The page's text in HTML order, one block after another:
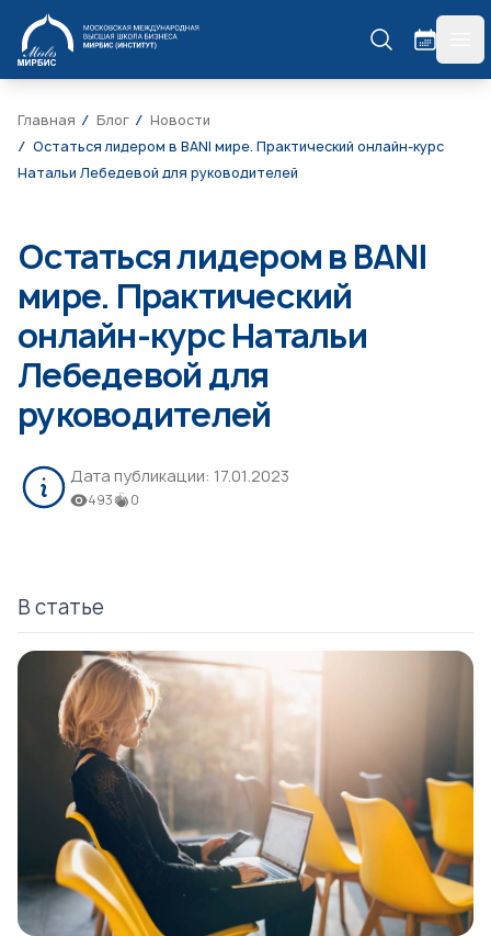
МИРБИС
Главная Блог
Новости
Остаться лидером в BANI мире. Практический онлайн-курс
Натальи Лебедевой для руководителей
Остаться лидером в BANI
мире. Практический
онлайн-курс Натальи
Лебедевой для
руководителей
Дата публикации: 17.01.2023
493 0
В статье